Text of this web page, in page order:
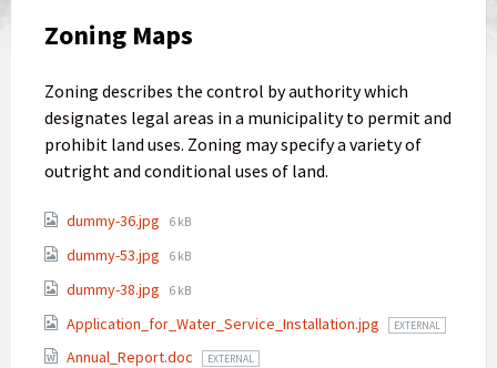
Zoning Maps
Zoning describes the control by authority which
designates legal areas in a municipality to permit and
prohibit land uses. Zoning may specify a variety of
outright and conditional uses of land.
dummy-36.jpg 6 kB
dummy-53.jpg 6 kB
dummy-38.jpg 6 kB
Application_for_Water_Service_Installation.jpg EXTERNAL
Annual_Report.doc EXTERNAL